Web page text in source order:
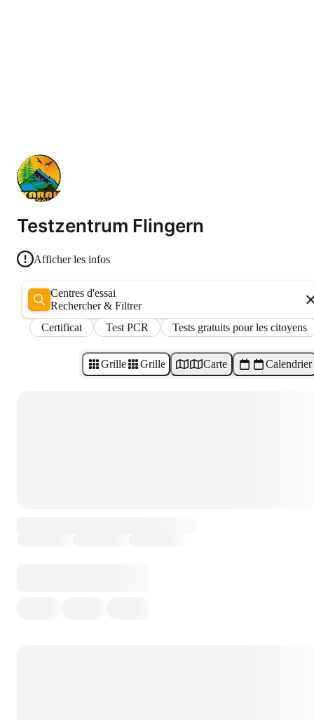
Testzentrum Flingern
Afficher les infos
Centres d'essai
Rechercher & Filtrer
Certificat
Test PCR Tests gratuits pour les citoyens
Grille Grille Carte Calendrier